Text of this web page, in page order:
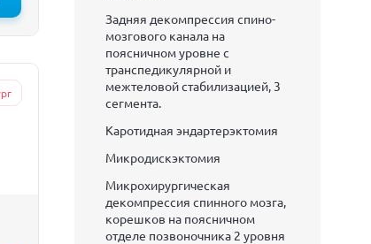
Задняя декомпрессия спино-
мозгового канала на
поясничном уровне с
транспедикулярной и
межтеловой стабилизацией, 3
сегмента.
Каротидная эндартерэктомия
Микродискэктомия
Микрохирургическая
декомпрессия спинного мозга,
корешков на поясничном
отделе позвоночника 2 уровня